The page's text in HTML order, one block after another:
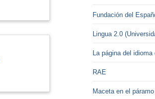
Fundación del
Lingua 2.0
La página del idioma
RAE
Maceta en el páramo